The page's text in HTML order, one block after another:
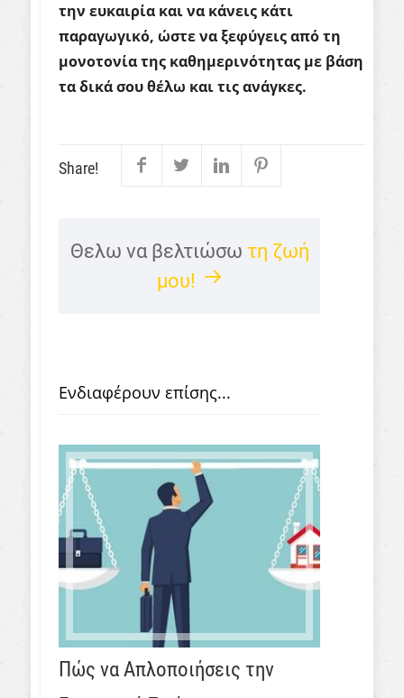
την ευκαιρία και να κάνεις κάτι
παραγωγικό, ώστε να ξεφύγεις από τη
μονοτονία της καθημερινότητας με βάση
τα δικά σου θέλω και τις ανάγκες.
Share!
Θελω να βελτιώσω τη ζωή
μου!
Ενδιαφέρουν επίσης...
Πώς να Απλοποιήσεις την